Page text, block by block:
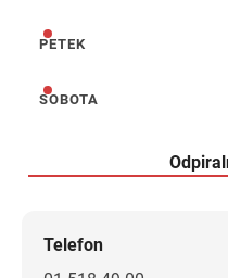
petek
PETEK
sobota
SOBOTA
Telefon